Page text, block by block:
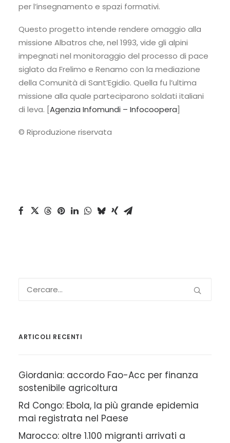
per l’insegnamento e spazi formativi.
Questo progetto intende rendere omaggio alla
missione Albatros che, nel 1993, vide gli alpini
impegnati nel monitoraggio del processo di pace
siglato da Frelimo e Renamo con la mediazione
della Comunità di Sant’Egidio. Quella fu l’ultima
missione alla quale parteciparono soldati italiani
di leva. [Agenzia Infomundi – Infocoopera]
© Riproduzione riservata
ARTICOLI RECENTI
Giordania: accordo Fao-Acc per finanza
sostenibile agricoltura
Rd Congo: Ebola, la più grande epidemia
mai registrata nel Paese
Marocco: oltre 1.100 migranti arrivati a